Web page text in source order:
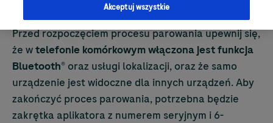
Przed rozpoczęciem procesu parowania upewnij się,
że wtelefonie komórkowym włączona jest funkcja
Bluetooth® oraz usługi lokalizacji, oraz że samo
urządzenie jest widoczne dla innych urządzeń. Aby
zakończyć proces parowania, potrzebna będzie
zakrętka aplikatora z numerem seryjnym i 6-
Akceptuj wszystkie